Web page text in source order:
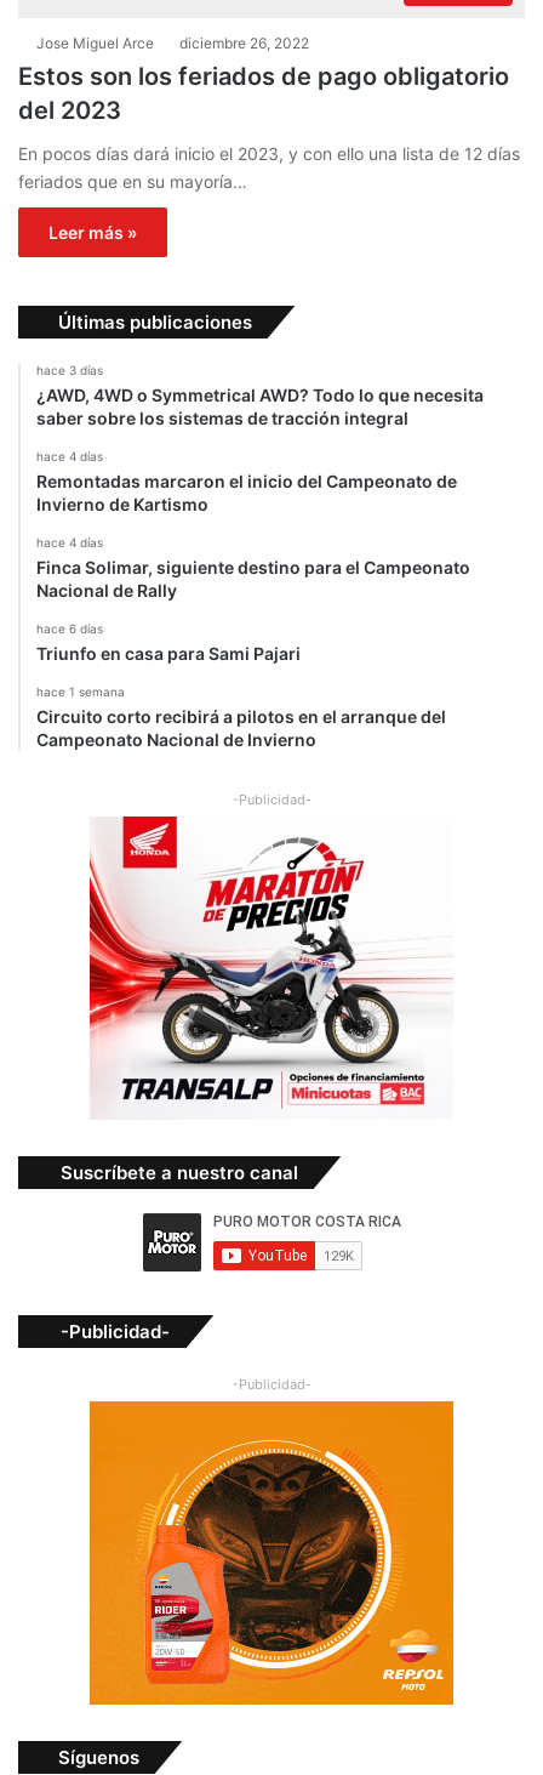
Jose Miguel Arce diciembre 26, 2022
Estos son los feriados de pago obligatorio
del 2023
En pocos días dará inicio el 2023, y con ello una lista de 12 días
feriados que en su mayoría…
Leer más »
Últimas publicaciones
hace 3 días
¿AWD, 4WD o Symmetrical AWD? Todo lo que necesita
saber sobre los sistemas de tracción integral
hace 4 días
Remontadas marcaron el inicio del Campeonato de
Invierno de Kartismo
hace 4 días
Finca Solimar, siguiente destino para el Campeonato
Nacional de Rally
hace 6 días
Triunfo en casa para Sami Pajari
hace 1 semana
Circuito corto recibirá a pilotos en el arranque del
Campeonato Nacional de Invierno
-Publicidad-
Suscríbete a nuestro canal
-Publicidad-
-Publicidad-
Síguenos